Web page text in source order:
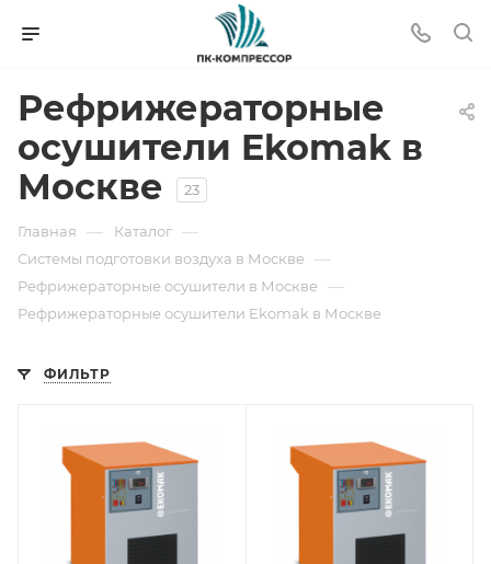
Рефрижераторные
осушители Ekomak в
Москве
23
Главная — Каталог —
Системы подготовки воздуха в Москве —
Рефрижераторные осушители в Москве —
Рефрижераторные осушители Ekomak в Москве
ФИЛЬТР